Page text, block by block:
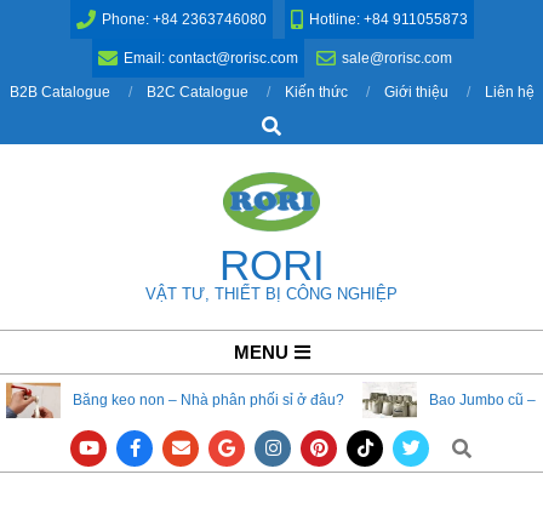
Phone: +84 2363746080 Hotline: +84 911055873
Email: contact@rorisc.com
sale@rorisc.com
B2B Catalogue
B2C Catalogue Kiến thức Giới thiệu
Liên hệ
Search
RORI
VẬT TƯ, THIẾT BỊ CÔNG NGHIỆP
Navigation
Menu
MENU
Băng keo non – Nhà phân phối sỉ ở đâu? Bao Jumbo cũ –
Search